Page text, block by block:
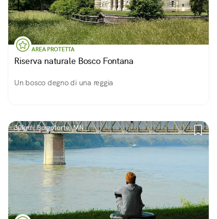
AREA PROTETTA
Riserva naturale Bosco Fontana
Un bosco degno di una reggia
30km | Borgoforte, MN